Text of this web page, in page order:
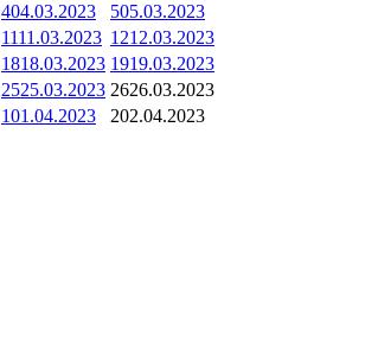
404.03.2023 505.03.2023
1111.03.2023 1212.03.2023
1818.03.2023 1919.03.2023
2525.03.2023 2626.03.2023
101.04.2023 202.04.2023